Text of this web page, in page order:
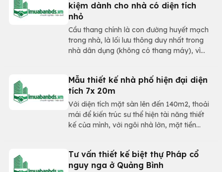
kiệm dành cho nhà có diện tích
nhỏ
Cầu thang chính là con đường huyết mạch
trong nhà, là lối lưu thông duy nhất trong
nhà dân dụng (không có thang máy), vì
nhỏ là điều rất cần thiết.
Mẫu thiết kế nhà phố hiện đại diện
tích 7x 20m
Với diện tích mặt sàn lên đến 140m2, thoải
mái để kiến trúc sư thể hiện tài năng thiết
kế của mình, với ngôi nhà lớn, mặt tiền
7x20m vô cùng hiện đại và sang trọng.
Tư vấn thiết kế biệt thự Pháp cổ
nguy nga ở Quảng Bình